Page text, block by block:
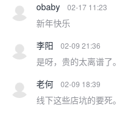
obaby
02-17 11:23
新年快乐
李阳
02-09 21:36
是呀，贵的太离谱了。
老何
02-09 18:39
线下这些店坑的要死。